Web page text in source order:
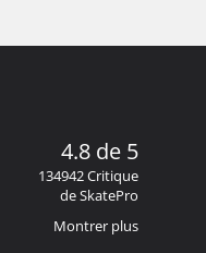
4.8 de 5
134942 Critique
de SkatePro
Montrer plus